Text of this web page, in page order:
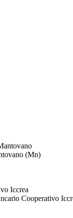
(Mn)
Iccrea
Cooperativo